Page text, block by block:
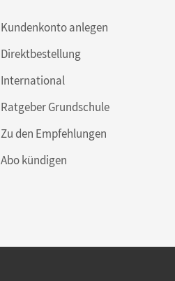
Kundenkonto anlegen
Direktbestellung
International
Ratgeber Grundschule
Zu den Empfehlungen
Abo kündigen